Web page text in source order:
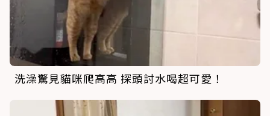
洗澡驚見貓咪爬高高 探頭討水喝超可愛！